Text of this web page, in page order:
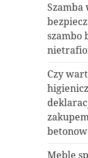
Szamba
szambo
Czy
Meble